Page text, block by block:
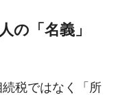
の「名義」
税ではなく「所